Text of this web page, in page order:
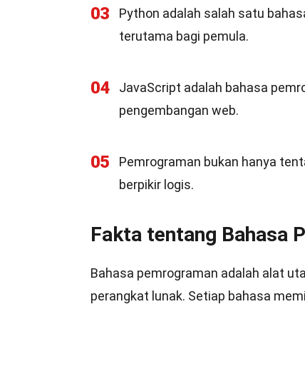
03
Python adalah salah satu
terutama bagi pemula.
04
JavaScript adalah bahasa
pengembangan web.
05
Pemrograman bukan hanya
berpikir logis.
Fakta tentang Bahasa
Bahasa pemrograman adalah alat
perangkat lunak. Setiap bahasa